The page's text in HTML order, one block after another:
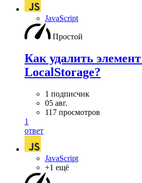
JavaScript
Простой
Как удалить
LocalStorage?
1 подписчик
05 авг.
117 просмотров
1
ответ
JavaScript
+1 ещё